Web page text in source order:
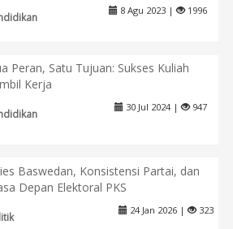
8 Agu 2023 | 1996
Peran, Satu Tujuan: Sukses Kuliah
Kerja
30 Jul 2024 | 947
Baswedan, Konsistensi Partai, dan
Depan Elektoral PKS
24 Jan 2026 | 323